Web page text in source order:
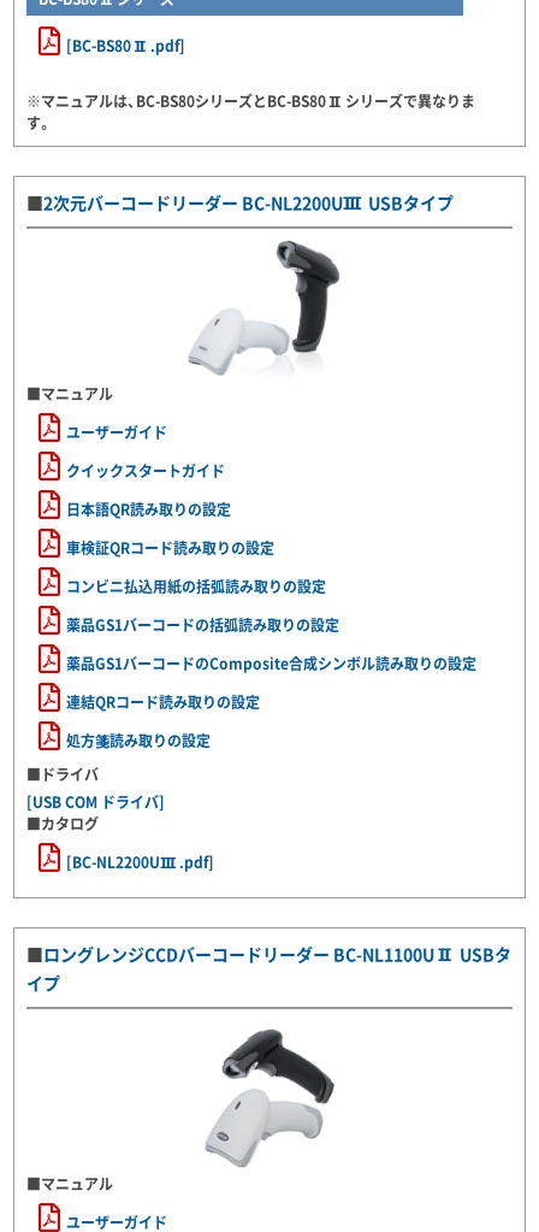
[BC-BS80Ⅱ.pdf]
※マニュアルは、BC-BS80シリーズとBC-BS80Ⅱシリーズで異なりま
す。
■2次元バーコードリーダー BC-NL2200UⅢ USBタイプ
■マニュアル
ユーザーガイド
クイックスタートガイド
日本語QR読み取りの設定
車検証QRコード読み取りの設定
コンビニ払込用紙の括弧読み取りの設定
薬品GS1バーコードの括弧読み取りの設定
薬品GS1バーコードのComposite合成シンボル読み取りの設定
連結QRコード読み取りの設定
処方箋読み取りの設定
■ドライバ
[USB COM ドライバ]
■カタログ
[BC-NL2200UⅢ.pdf]
ロングレンジCCDバーコードリーダー BC-NL1100UⅡ USBタ
イプ
■マニュアル
ユーザーガイド